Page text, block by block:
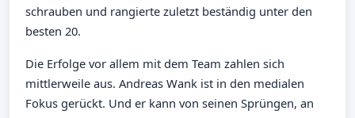
schrauben und rangierte zuletzt beständig unter den
besten 20.
Die Erfolge vor allem mit dem Team zahlen sich
mittlerweile aus. Andreas Wank ist in den medialen
Fokus gerückt. Und er kann von seinen Sprüngen, an